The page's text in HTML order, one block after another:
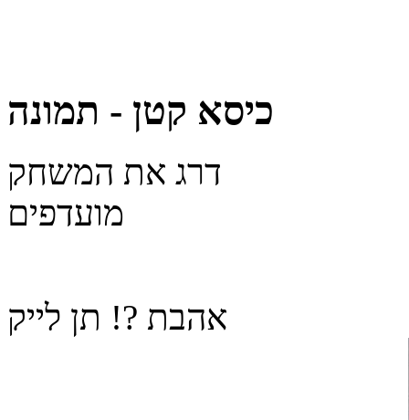
כיסא קטן - תמונה
דרג את המשחק
מועדפים